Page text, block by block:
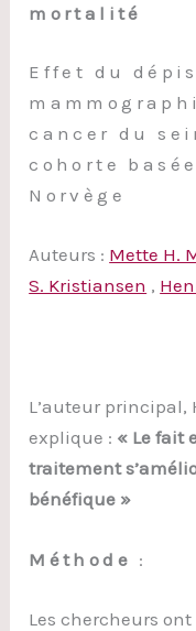
mortalité
Effet du
cancer du
cohorte
Norvège
Auteurs : Mette H.
S. Kristiansen ,
L’auteur
explique : « Le fait
traitement
bénéfique »
Méthode :
Les chercheurs